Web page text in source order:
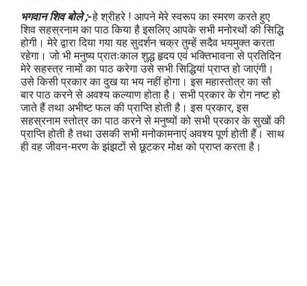
भगवान शिव बोले ;-हे श्रीहरे ! आपने मेरे स्वरूप का स्मरण करते हुए
शिव सहस्रनाम का पाठ किया है इसलिए आपके सभी मनोरथों की सिद्धि
होगी। मेरे द्वारा दिया गया यह सुदर्शन चक्र तुम्हें सदैव भयमुक्त करता
रहेगा। जो भी मनुष्य प्रातःकाल शुद्ध हृदय एवं भक्तिभावना से प्रतिदिन
मेरे सहस्त्र नामों का पाठ करेगा उसे सभी सिद्धियां प्राप्त हो जाएंगी।
उसे किसी प्रकार का दुख या भय नहीं होगा। इस महास्तोत्र का सौ
बार पाठ करने से अवश्य कल्याण होता है। सभी प्रकार के रोग नष्ट हो
जाते हैं तथा अभीष्ट फल की प्राप्ति होती है। इस प्रकार, इस
सहस्रनाम स्तोत्र का पाठ करने से मनुष्यों को सभी प्रकार के सुखों की
प्राप्ति होती है तथा उसकी सभी मनोकामनाएं अवश्य पूर्ण होती हैं। साथ
ही वह जीवन-मरण के झंझटों से छूटकर मोक्ष को प्राप्त करता है।